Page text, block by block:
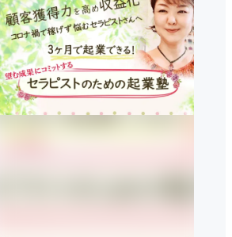
テクノロジー・ガジェット
映像・映画
ビジネス・起業